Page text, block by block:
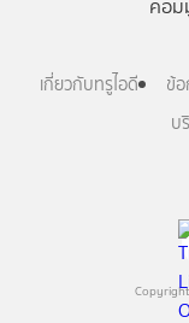
คอ
เกี่ยวกับทรูไอดี ข้อ
บ